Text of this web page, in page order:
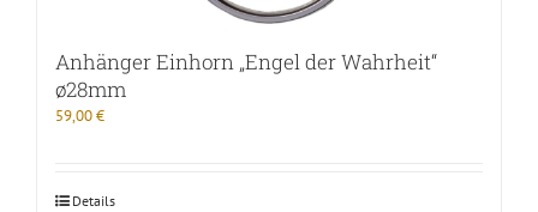
Anhänger Einhorn „Engel der Wahrheit“
ø28mm
59,00€
Details